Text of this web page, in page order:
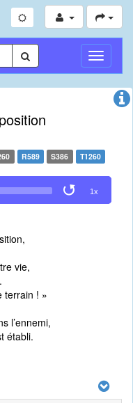
切
換
導
R589 S386 T1260
1x
vie,
terrain ! »
l’ennemi,
établi.